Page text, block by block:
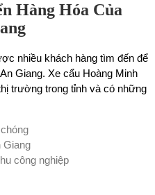
Hàng Hóa Của
nhiều khách hàng tìm đến để
Giang. Xe cẩu Hoàng Minh
trường trong tỉnh và có những